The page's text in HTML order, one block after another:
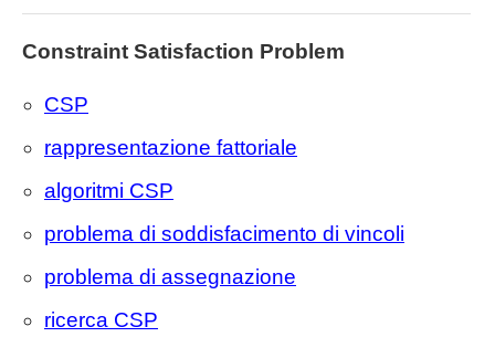
Constraint Satisfaction Problem
CSP
rappresentazione fattoriale
algoritmi CSP
problema di soddisfacimento di vincoli
problema di assegnazione
ricerca CSP